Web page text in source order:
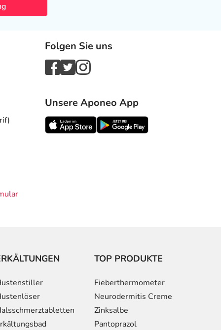
Folgen Sie uns
Unsere Aponeo App
TOP PRODUKTE
Fieberthermometer
Neurodermitis Creme
Zinksalbe
Pantoprazol